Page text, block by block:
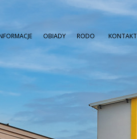
OBIADY RODO KONTAKT